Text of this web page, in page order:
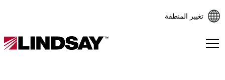
تغيير المنطقة
Lindsay.